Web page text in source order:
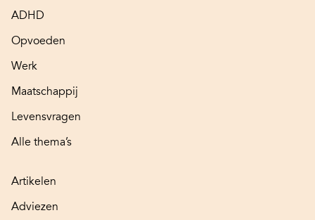
ADHD
Opvoeden
Werk
Maatschappij
Levensvragen
Alle thema’s
Artikelen
Adviezen